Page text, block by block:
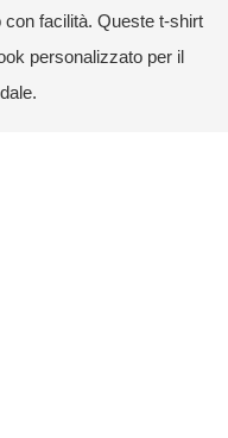
facilità. Queste t-shirt
personalizzato per il